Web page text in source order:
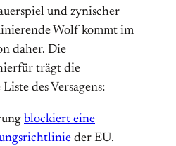
und zynischer
Wolf kommt im
daher. Die
trägt die
des Versagens:
blockiert eine
der EU.